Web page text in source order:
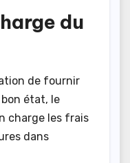
du
de fournir
état, le
charge les frais
dans